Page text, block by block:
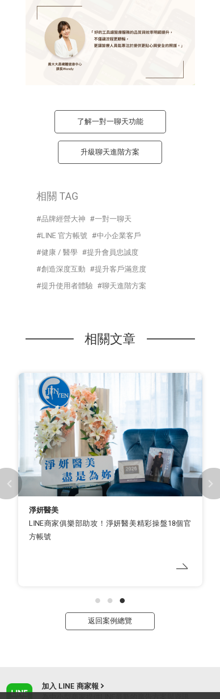
了解一對一聊天功能
升級聊天進階方案
相關 TAG
品牌經營大神
一對一聊天
LINE 官方帳號
中小企業客戶
健康 / 醫學
提升會員忠誠度
創造深度互動
提升客戶滿意度
提升使用者體驗
聊天進階方案
相關文章
安怡攜手 LINE 打造內容行銷新標竿，「
返回案例總覽
加入 LINE 商家報